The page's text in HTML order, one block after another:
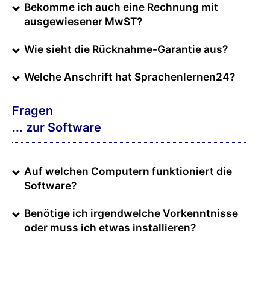
Bekomme ich auch eine Rechnung mit
ausgewiesener MwST?
Wie sieht die Rücknahme-Garantie aus?
Welche Anschrift hat Sprachenlernen24?
Fragen
... zur Software
Auf welchen Computern funktioniert die
Software?
Benötige ich irgendwelche Vorkenntnisse
oder muss ich etwas installieren?